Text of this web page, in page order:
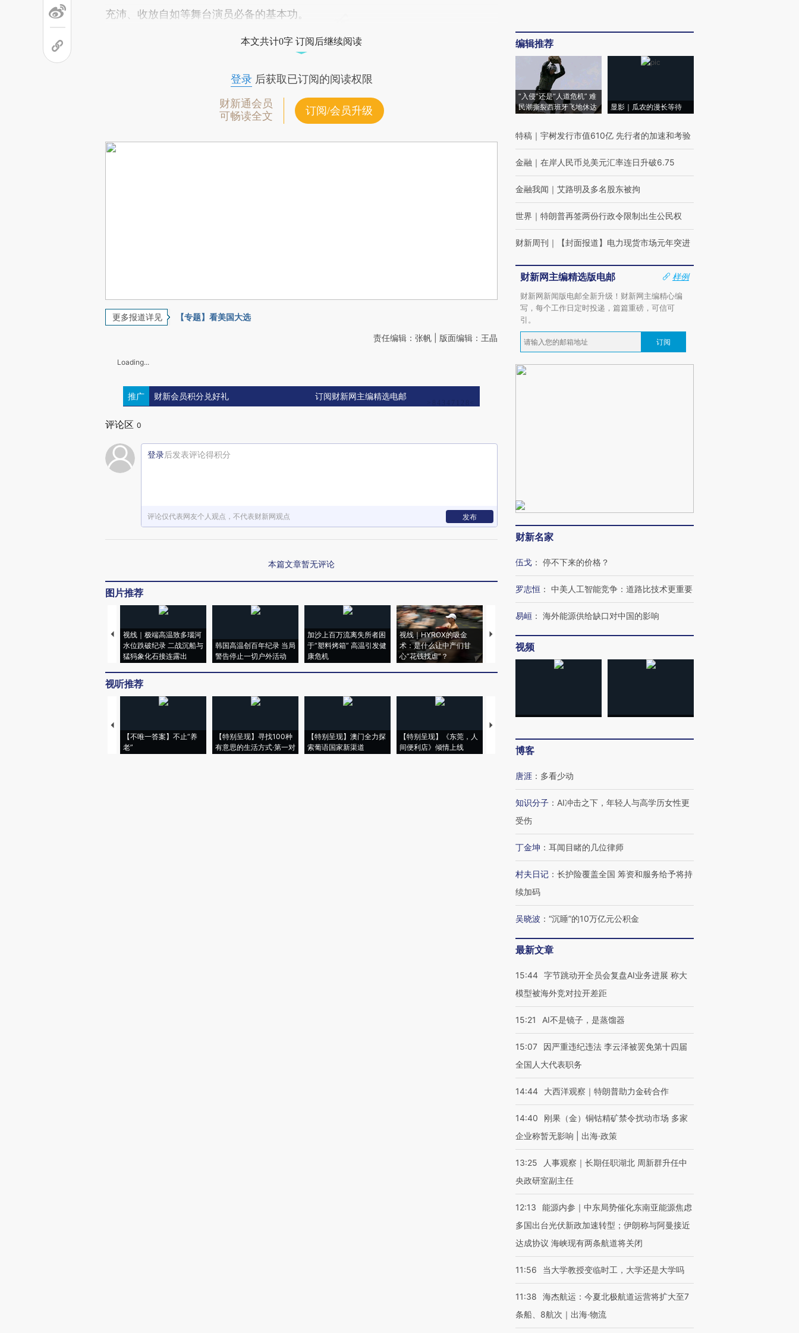
充沛、收放自如等舞台演员必备的基本功。
本文共计0字 订阅后继续阅读
登录后获取已订阅的阅读权限
财新通会员
可畅读全文
订阅/会员升级
更多报道详见 【专题】看美国大选
责任编辑：张帆 | 版面编辑：王晶
Loading...
推广 财新会员积分兑好礼 订阅财新网主编精选电邮
评论区 0
登录后发表评论得积分
评论仅代表网友个人观点，不代表财新网观点 发布
本篇文章暂无评论
图片推荐
视线｜极端高温致多瑙河
水位跌破纪录 二战沉船与
猛犸象化石接连露出
韩国高温创百年纪录 当局
警告停止一切户外活动
加沙上百万流离失所者困
于“塑料烤箱” 高温引发健
康危机
视线｜HYROX的吸金
术：是什么让中产们甘
心“花钱找虐”？
马航飞行员跨国走私7万
粒摇头丸 尿检体内含3种
视线｜被称为“蟑螂”的印
视线｜“入侵”还是“人道危
视听推荐
【不唯一答案】不止“养
老”
【特别呈现】寻找100种
有意思的生活方式·第一对
【特别呈现】澳门全力探
索葡语国家新渠道
【特别呈现】《东莞，人
间便利店》倾情上线
【推广】走进第四届链博
会，让数智科技“链”接产
【特别呈现】寻找100种
CFO：不靠规模取胜，华
编辑推荐
“入侵”还是“人道危机” 难
民潮撕裂西班牙飞地休达
显影｜瓜农的漫长等待
特稿 ｜ 宇树发行市值610亿 先行者的加速和考验
金融 ｜ 在岸人民币兑美元汇率连日升破6.75
金融我闻 ｜ 艾路明及多名股东被拘
世界 ｜ 特朗普再签两份行政令限制出生公民权
财新周刊 ｜ 【封面报道】电力现货市场元年突进
财新网主编精选版电邮
样例
财新网新闻版电邮全新升级！财新网主编精心编
写，每个工作日定时投递，篇篇重磅，可信可
引。
订阅
财新名家
伍戈 ： 停不下来的价格？
罗志恒 ： 中美人工智能竞争：道路比技术更重要
易峘 ： 海外能源供给缺口对中国的影响
视频
博客
唐涯 ： 多看少动
知识分子 ： AI冲击之下，年轻人与高学历女性更
受伤
丁金坤 ： 耳闻目睹的几位律师
村夫日记 ： 长护险覆盖全国 筹资和服务给予将持
续加码
吴晓波 ： “沉睡”的10万亿元公积金
最新文章
15:44 字节跳动开全员会复盘AI业务进展 称大
模型被海外竞对拉开差距
15:21 AI不是镜子，是蒸馏器
15:07
因严重违纪违法 李云泽被罢免第十四届
全国人大代表职务
14:44 大西洋观察｜特朗普助力金砖合作
14:40
刚果（金）铜钴精矿禁令扰动市场 多家
企业称暂无影响 | 出海·政策
13:25
人事观察｜长期任职湖北 周新群升任中
央政研室副主任
12:13
能源内参｜中东局势催化东南亚能源焦虑
多国出台光伏新政加速转型；伊朗称与阿曼接近
达成协议 海峡现有两条航道将关闭
11:56 当大学教授变临时工，大学还是大学吗
11:38
海杰航运：今夏北极航道运营将扩大至7
条船、8航次｜出海·物流